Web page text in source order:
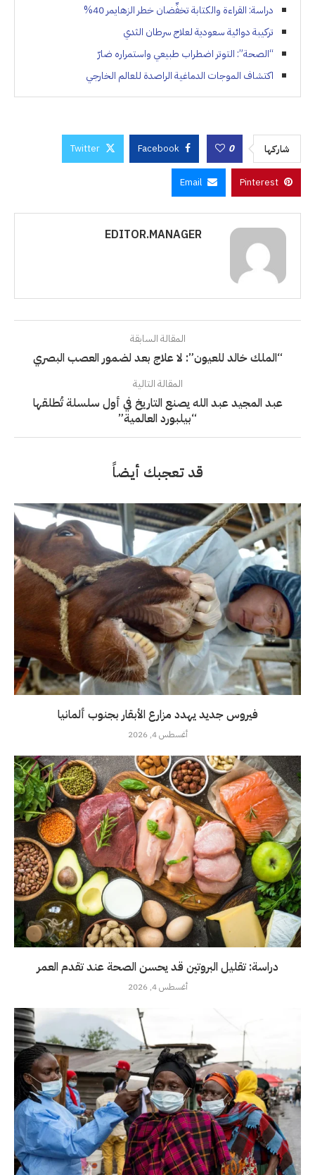
دراسة: القراءة والكتابة تخفِّضان خطر الزهايمر 40%
تركيبة دوائية سعودية لعلاج سرطان الثدي
“الصحة”: التوتر اضطراب طبيعي واستمراره ضارّ
اكتشاف الموجات الدماغية الراصدة للعالم الخارجي
شاركها 0
Facebook
Twitter
Pinterest
Email
EDITOR.MANAGER
المقالة السابقة
“الملك خالد للعيون”: لا علاج بعد لضمور العصب البصري
المقالة التالية
عبد المجيد عبد الله يصنع التاريخ في أول سلسلة تُطلقها
“بيلبورد العالمية”
قد تعجبك أيضاً
فيروس جديد يهدد مزارع الأبقار بجنوب ألمانيا
أغسطس 4, 2026
دراسة: تقليل البروتين قد يحسن الصحة عند تقدم العمر
أغسطس 4, 2026